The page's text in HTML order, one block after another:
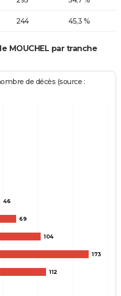
244 45,3 %
MOUCHEL par tranche
de décès (source :
46
69
104
173
112